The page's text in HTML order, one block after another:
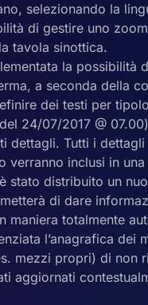
selezionando la
di gestire uno
tavola sinottica.
la possibilità
a seconda della
dei testi per
24/07/2017 @
dettagli. Tutti i
verranno inclusi in
stato distribuito un
di dare
totalmente
l’anagrafica dei
mezzi propri) di non
aggiornati